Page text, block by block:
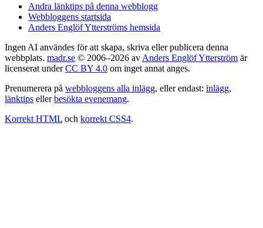
Andra länktips på denna webblogg
Webbloggens startsida
Anders Englöf Ytterströms hemsida
Ingen AI användes för att skapa, skriva eller publicera denna
webbplats. madr.se © 2006–2026 av Anders Englöf Ytterström är
licenserat underCC BY 4.0 om inget annat anges.
Prenumerera på webbloggens alla inlägg, eller endast: inlägg,
länktips ellerbesökta evenemang.
Korrekt HTML och korrekt CSS4.